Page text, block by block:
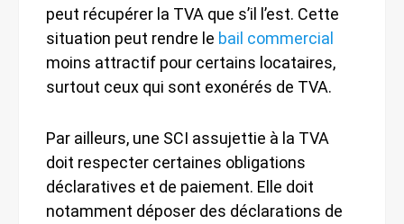
peut récupérer la TVA que s’il l’est. Cette
situation peut rendre le bail commercial
moins attractif pour certains locataires,
surtout ceux qui sont exonérés de TVA.
Par ailleurs, une SCI assujettie à la TVA
doit respecter certaines obligations
déclaratives et de paiement. Elle doit
notamment déposer des déclarations de